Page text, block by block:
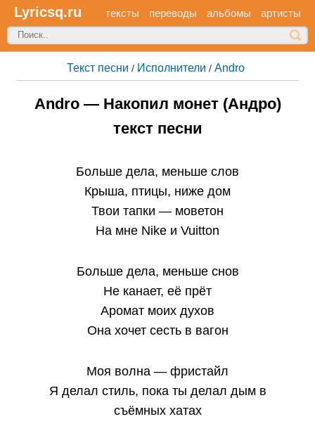
Lyricsq.ru тексты переводы альбомы артисты
Текст песни / Исполнители / Andro
Andro — Накопил монет (Андро)
текст песни
Больше дела, меньше слов
Крыша, птицы, ниже дом
Твои тапки — моветон
На мне Nikе и Vuitton
Больше дела, меньше снов
Не канает, её прёт
Аромат моих духов
Она хочет сесть в вагон
Моя волна — фристайл
Я делал стиль, пока ты делал дым в
съёмных хатах